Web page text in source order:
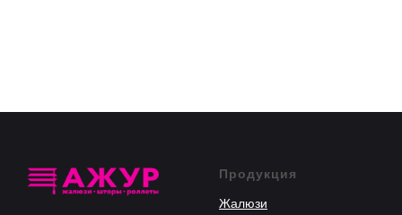
Продукция
Жалюзи